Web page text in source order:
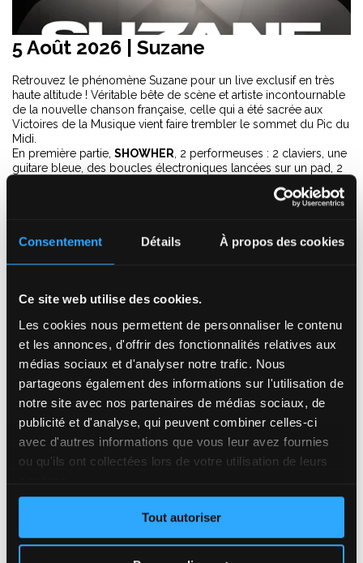
Consentement Détails À propos des cookies
Ce site web utilise des cookies.
Les cookies nous permettent de personnaliser le contenu
et les annonces, d'offrir des fonctionnalités relatives aux
médias sociaux et d'analyser notre trafic. Nous
partageons également des informations sur l'utilisation de
notre site avec nos partenaires de médias sociaux, de
publicité et d'analyse, qui peuvent combiner celles-ci
avec d'autres informations que vous leur avez fournies
ou qu'ils ont collectées lors de votre utilisation de leurs
Tout autoriser
5 Août 2026 | Suzane
Retrouvez le phénomène Suzane pour un live exclusif en très
haute altitude ! Véritable bête de scène et artiste incontournable
de la nouvelle chanson française, celle qui a été sacrée aux
Victoires de la Musique vient faire trembler le sommet du Pic du
Midi.
En première partie, SHOWHER , 2 performeuses : 2 claviers, une
guitare bleue, des boucles électroniques lancées sur un pad, 2
12 Août 2026 | Thylacine